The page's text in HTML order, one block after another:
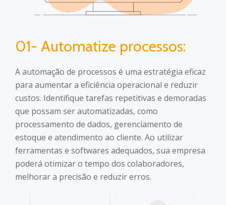
01- Automatize processos:
A automação de processos é uma estratégia eficaz
para aumentar a eficiência operacional e reduzir
custos. Identifique tarefas repetitivas e demoradas
que possam ser automatizadas, como
processamento de dados, gerenciamento de
estoque e atendimento ao cliente. Ao utilizar
ferramentas e softwares adequados, sua empresa
poderá otimizar o tempo dos colaboradores,
melhorar a precisão e reduzir erros.